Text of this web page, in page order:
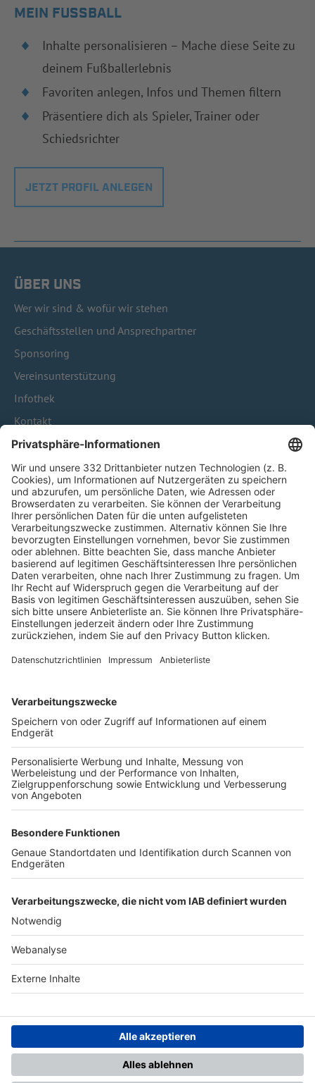
MEIN FUSSBALL
Inhalte personalisieren – Mache diese Seite zu
deinem Fußballerlebnis
Favoriten anlegen, Infos und Themen filtern
Präsentiere dich als Spieler, Trainer oder
Schiedsrichter
JETZT PROFIL ANLEGEN
ÜBER UNS
Wer wir sind & wofür wir stehen
Geschäftsstellen und Ansprechpartner
Sponsoring
Vereinsunterstützung
Infothek
Kontakt
HÄUFIG BESUCHTE SEITEN
Pässe und Vereinswechsel
Trainerausbildung
Schulungsangebot Vereinsmitarbeiter
BFV-Geschäftsstellen
Trainerbörse
Login SpielPlus
FOLGE DEM BFV
TOP-VEREINE
TOP-PARTNER
Nutzungsbedingungen Datenschutz Impressum